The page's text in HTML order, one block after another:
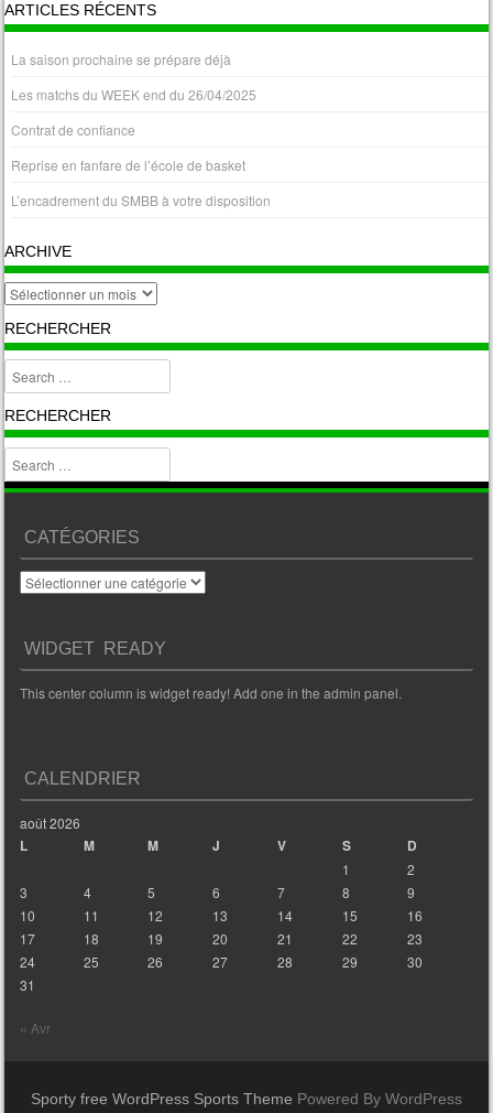
ARTICLES RÉCENTS
La saison prochaine se prépare déjà
Les matchs du WEEK end du 26/04/2025
Contrat de confiance
Reprise en fanfare de l’école de basket
L’encadrement du SMBB à votre disposition
ARCHIVE
archive
RECHERCHER
Search
RECHERCHER
Search
CATÉGORIES
Catégories
WIDGET READY
This center column is widget ready! Add one in the admin panel.
CALENDRIER
août 2026
L M M J V S D
1
2
3
4 5 6 7 8
9
10
11 12 13 14 15
16
17
18 19 20 21 22
23
24
25 26 27 28 29
30
31
« Avr
Sporty free WordPress Sports Theme Powered By WordPress